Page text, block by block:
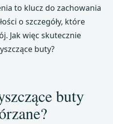
to klucz do zachowania
o szczegóły, które
Jak więc skutecznie
buty?
buty